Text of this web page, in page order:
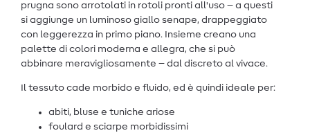
prugna sono arrotolati in rotoli pronti all'uso – a questi
si aggiunge un luminoso giallo senape, drappeggiato
con leggerezza in primo piano. Insieme creano una
palette di colori moderna e allegra, che si può
abbinare meravigliosamente – dal discreto al vivace.
Il tessuto cade morbido e fluido, ed è quindi ideale per:
abiti, bluse e tuniche ariose
foulard e sciarpe morbidissimi